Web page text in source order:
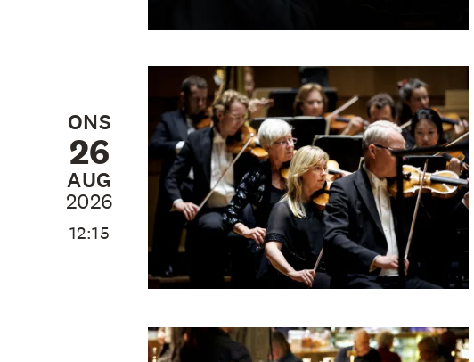
ONS
26
AUG
2026
12:15